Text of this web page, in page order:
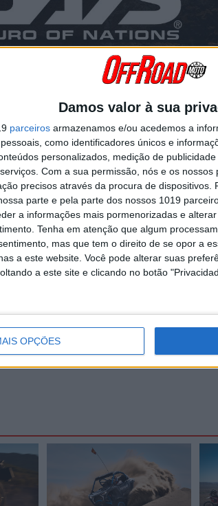
Damos valor à sua
parceiros armazenamos e/ou acedemos a
como identificadores únicos e
personalizados, medição de
Com a sua permissão, nós e os
precisos através da procura de dispositivos.
parte e pela parte dos nossos 1019
a informações mais pormenorizadas e
Tenha em atenção que algum
mas que tem o direito de se opor a
a este website. Você pode alterar suas
a este site e clicando no botão
OPÇÕES
oficial da 100.ª edição da prova, que se
simbólico na história do evento e
reforçando a identidade visual dos 100 anos
Internationale de Motocyclisme) e da
desportiva pelo clube clube
Sines, Odemira e Alcácer do Sal, que
Continuar a ler